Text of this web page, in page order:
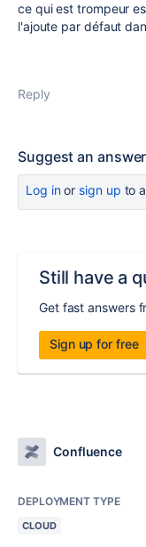
ce qui est trompeur
l'ajoute par défaut
Reply
Suggest an answer
Log inor sign up to
Still have a
Get fast answers
Sign up for free
Confluence
DEPLOYMENT TYPE
CLOUD